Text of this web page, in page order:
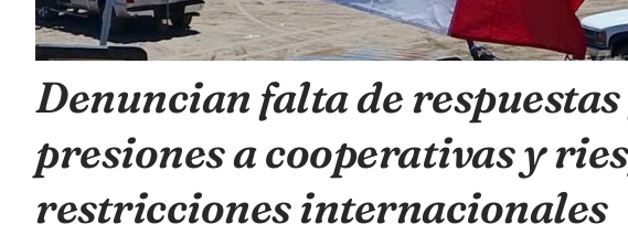
Denuncian falta de
presiones a cooperativas y
restricciones internacionales